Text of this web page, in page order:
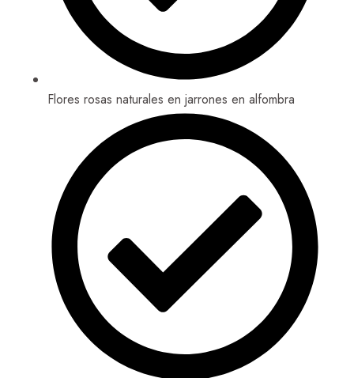
Flores rosas naturales en jarrones en alfombra